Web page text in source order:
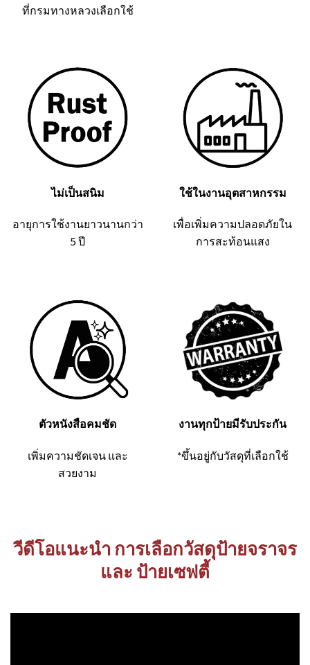
ที่กรมทางหลวงเลือกใช้
ไม่เป็นสนิม
อายุการใช้งานยาวนานกว่า
5 ปี
ใช้ในงานอุตสาหกรรม
เพื่อเพิ่มความปลอดภัยใน
การสะท้อนแสง
ตัวหนังสือคมชัด
เพิ่มความชัดเจน และ
สวยงาม
งานทุกป้ายมีรับประกัน
*ขึ้นอยู่กับวัสดุที่เลือกใช้
วีดีโอแนะนำ การเลือกวัสดุป้ายจราจร
และ ป้ายเซฟตี้